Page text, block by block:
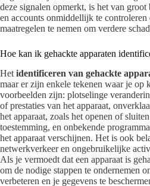
deze signalen opmerkt, is het van groot
en accounts onmiddellijk te controleren
maatregelen te nemen om verdere
Hoe kan ik gehackte apparaten
Het identificeren van gehackte
maar er zijn enkele tekenen waar je op
voorbeelden zijn: plotselinge
of prestaties van het apparaat,
het apparaat, zoals het openen of
toestemming, en onbekende
het apparaat verschijnen. Het is ook
netwerkverkeer en ongebruikelijke
Als je vermoedt dat een apparaat is
om de nodige stappen te ondernemen
verbeteren en je gegevens te